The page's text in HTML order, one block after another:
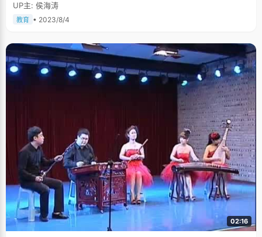
UP主: 侯海涛
教育 • 2023/8/4
02:16